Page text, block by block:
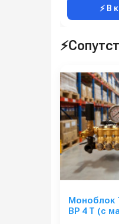
⚡ В
Моноблок
ВР 4 Т (с